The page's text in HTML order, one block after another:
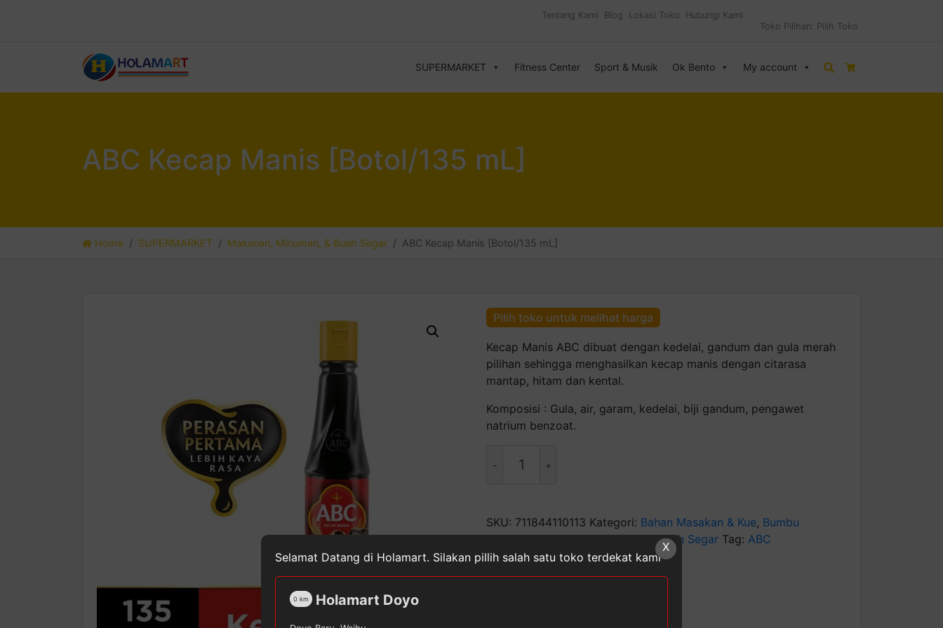
Tentang Kami Blog Lokasi Toko
Hubungi Kami
Toko Pilihan: Pilih Toko
SUPERMARKET Fitness Center Sport & Musik Ok Bento My account Search
ABC Kecap Manis [Botol/135 mL]
Home SUPERMARKET Makanan, Minuman, & Buah Segar ABC Kecap Manis [Botol/135 mL]
Pilih toko untuk melihat harga
Kecap Manis ABC dibuat dengan kedelai, gandum dan gula merah
pilihan sehingga menghasilkan kecap manis dengan citarasa
mantap, hitam dan kental.
Komposisi : Gula, air, garam, kedelai, biji gandum, pengawet
natrium benzoat.
ABC
[Botol/135
mL]
SKU: 711844110113 Kategori: Bahan Masakan & Kue, Bumbu
Masakan,Makanan, Minuman, & Buah Segar Tag:ABC
X
Selamat Datang di Holamart. Silakan pillih salah satu toko terdekat kami
Holamart Doyo
0 km